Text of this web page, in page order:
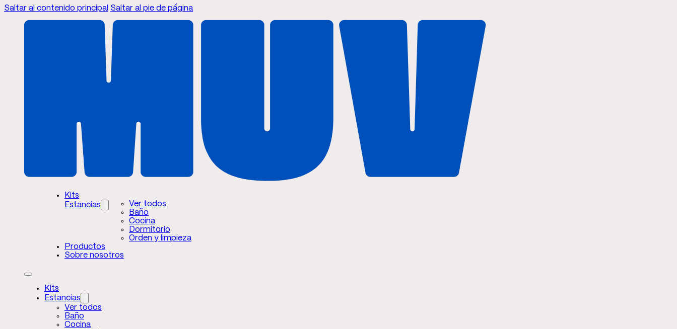
Saltar al contenido principal Saltar al pie de página
Kits
Estancias
Ver todos
Baño
Cocina
Dormitorio
Orden y limpieza
Productos
Sobre nosotros
Kits
Estancias
Ver todos
Baño
Cocina